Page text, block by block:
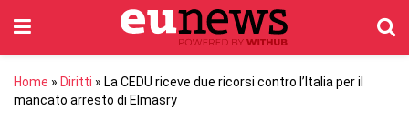
Home » Diritti » La CEDU riceve due ricorsi contro l’Italia per il
mancato arresto di Elmasry